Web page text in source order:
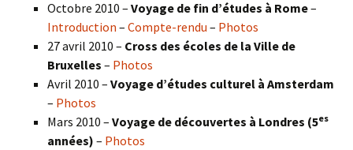
Octobre 2010 – Voyage de fin d’études à Rome–
Introduction – Compte-rendu – Photos
27 avril 2010 – Cross des écoles de la Ville de
Bruxelles – Photos
Avril 2010 – Voyage d’études culturel à Amsterdam
– Photos
Mars 2010 – Voyage de découvertes à Londres (5es
années) – Photos